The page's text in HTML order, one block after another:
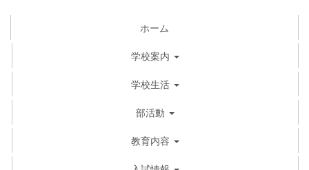
ホーム
学校案内
学校生活
部活動
教育内容